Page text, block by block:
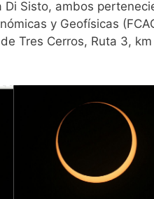
Di Sisto, ambos
y Geofísicas
Tres Cerros, Ruta 3, km